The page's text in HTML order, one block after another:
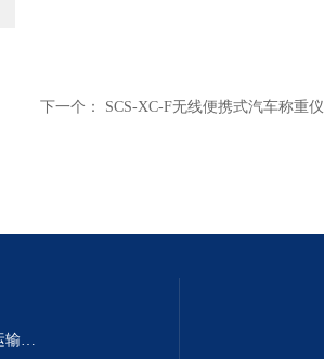
下一个： SCS-XC-F无线便携式汽车称重仪
过煤车电子秤大型煤矿厂称煤车运输过120吨汽车过磅称~山西晋城市150吨卡车过磅称.内蒙古重型100吨货车过磅称